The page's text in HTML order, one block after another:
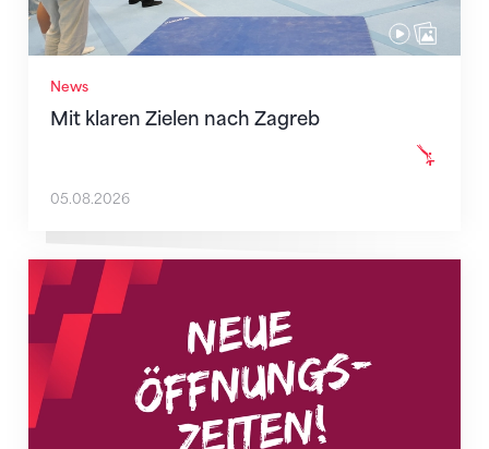
News
Mit klaren Zielen nach Zagreb
05.08.2026
Neue Empfangszeiten ab 1. August 2026